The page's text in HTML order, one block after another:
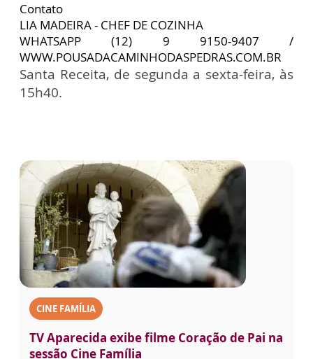
Contato
LIA MADEIRA - CHEF DE COZINHA
WHATSAPP (12) 9 9150-9407 /
WWW.POUSADACAMINHODASPEDRAS.COM.BR
Santa Receita, de segunda a sexta-feira, às
15h40.
CINE FAMÍLIA
TV Aparecida exibe filme Coração de Pai na
sessão Cine Família